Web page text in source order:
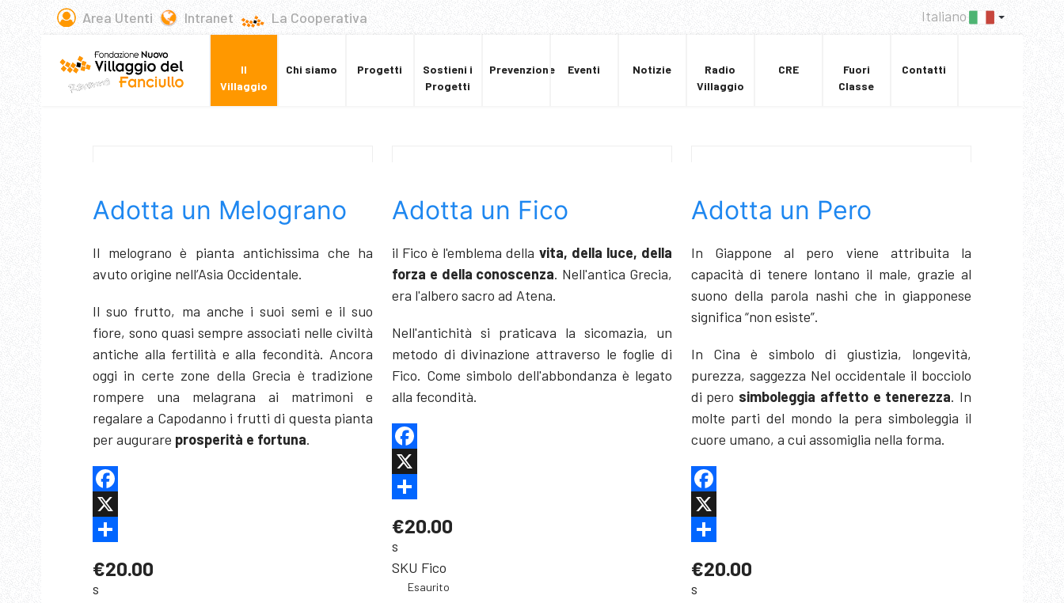
Area Utenti Intranet La Cooperativa Italiano
Il
Villaggio
Chi siamo Progetti
Sostieni i
Progetti
Prevenzione Eventi Notizie
Radio
Villaggio
CRE
Fuori
Classe
Contatti
Adotta un Melograno
Il melograno è pianta antichissima che ha
avuto origine nell’Asia Occidentale.
Il suo frutto, ma anche i suoi semi e il suo
fiore, sono quasi sempre associati nelle civiltà
antiche alla fertilità e alla fecondità. Ancora
oggi in certe zone della Grecia è tradizione
rompere una melagrana ai matrimoni e
regalare a Capodanno i frutti di questa pianta
per augurare prosperità e fortuna.
Facebook
X
€20.00
s
Adotta un Fico
il Fico è l'emblema della vita, della luce, della
forza e della conoscenza. Nell'antica Grecia,
era l'albero sacro ad Atena.
Nell'antichità si praticava la sicomazia, un
metodo di divinazione attraverso le foglie di
Fico. Come simbolo dell'abbondanza è legato
alla fecondità.
Facebook
X
€20.00
s
SKU Fico
Esaurito
Adotta un Pero
In Giappone al pero viene attribuita la
capacità di tenere lontano il male, grazie al
suono della parola nashi che in giapponese
significa “non esiste”.
In Cina è simbolo di giustizia, longevità,
purezza, saggezza Nel occidentale il bocciolo
di pero simboleggia affetto e tenerezza. In
molte parti del mondo la pera simboleggia il
cuore umano, a cui assomiglia nella forma.
Facebook
X
€20.00
s